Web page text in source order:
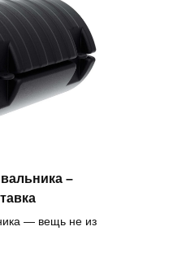
–
— вещь не из